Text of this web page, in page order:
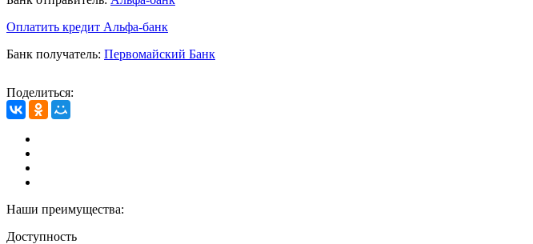
Оплатить кредит Альфа-банк
Банк получатель: Первомайский Банк
Поделиться:
Наши преимущества:
Доступность